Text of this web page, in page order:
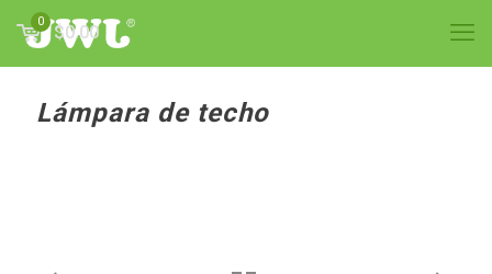
0
$0.00
Lámpara de techo